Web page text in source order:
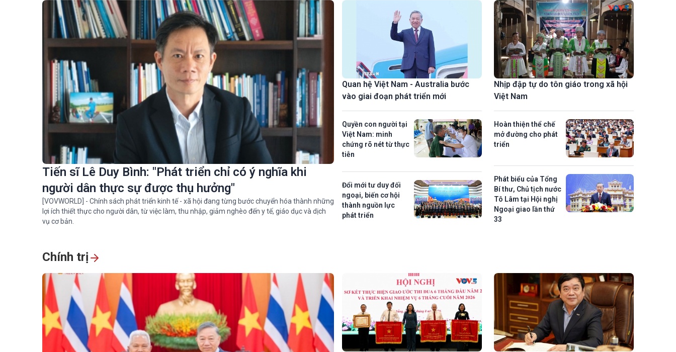
Dự án Luật Phát triển đô thị xác định cơ chế
đặc thù vượt trội cho Thành phố Hồ Chí
Xem tất cả
Tiến sĩ Lê Duy Bình: "Phát triển chỉ có ý nghĩa khi
người dân thực sự được thụ hưởng"
[VOVWORLD] - Chính sách phát triển kinh tế - xã hội đang từng bước chuyển hóa thành những
lợi ích thiết thực cho người dân, từ việc làm, thu nhập, giảm nghèo đến y tế, giáo dục và dịch
vụ cơ bản.
Quan hệ Việt Nam - Australia bước
vào giai đoạn phát triển mới
Quyền con người tại
Việt Nam: minh
chứng rõ nét từ thực
tiễn
Đổi mới tư duy đối
ngoại, biến cơ hội
thành nguồn lực
phát triển
Nhịp đập tự do tôn giáo trong xã hội
Việt Nam
Hoàn thiện thể chế
mở đường cho phát
triển
Phát biểu của Tổng
Bí thư, Chủ tịch nước
Tô Lâm tại Hội nghị
Ngoại giao lần thứ
33
Chính trị